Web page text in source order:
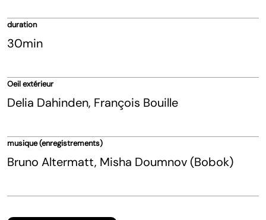
duration
30min
Oeil extérieur
Delia Dahinden, François Bouille
musique (enregistrements)
Bruno Altermatt, Misha Doumnov (Bobok)